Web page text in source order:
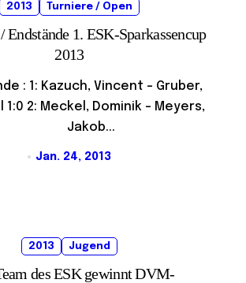
2013 Turniere / Open
Endstände 1. ESK-Sparkassencup
2013
: 1: Kazuch, Vincent - Gruber,
1:0 2: Meckel, Dominik - Meyers,
Jakob...
Jan. 24, 2013
2013 Jugend
des ESK gewinnt DVM-